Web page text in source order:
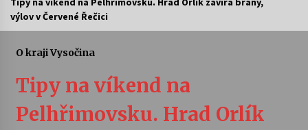
Letní koncerty ve Stromovce: Ars Camerata a
Vernisáž výstavy Josefíny Duškové: Stávám se
30. 7. 2026
výlov v Červené Řečici
O kraji Vysočina
Tipy na víkend na
Pelhřimovsku. Hrad Orlík